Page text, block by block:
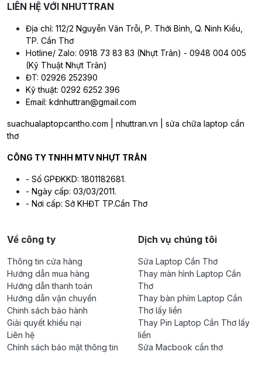
LIÊN HỆ VỚI NHUTTRAN
Địa chỉ: 112/2 Nguyễn Văn Trỗi, P. Thới Bình, Q. Ninh Kiều,
TP. Cần Thơ
Hotline/ Zalo: 0918 73 83 83 (Nhựt Trân) - 0948 004 005
(Kỹ Thuật Nhựt Trân)
ĐT: 02926 252390
Kỹ thuật: 0292 6252 396
Email: kdnhuttran@gmail.com
suachualaptopcantho.com | nhuttran.vn | sửa chữa laptop cần
thơ
CÔNG TY TNHH MTV NHỰT TRÂN
- Số GPĐKKD: 1801182681.
- Ngày cấp: 03/03/2011.
- Nơi cấp: Sở KHĐT TP.Cần Thơ
Về công ty
Thông tin cửa hàng
Hướng dẫn mua hàng
Hướng dẫn thanh toán
Hướng dẫn vận chuyển
Chinh sách bảo hành
Giải quyết khiếu nại
Liên hệ
Chính sách bảo mật thông tin
Dịch vụ chúng tôi
Sửa Laptop Cần Thơ
Thay màn hình Laptop Cần
Thơ
Thay bàn phím Laptop Cần
Thơ lấy liền
Thay Pin Laptop Cần Thơ lấy
liền
Sửa Macbook cần thơ